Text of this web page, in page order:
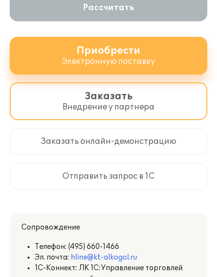
Рассчитать
Приобрести
Электронную поставку
Заказать
Внедрение у партнера
Заказать онлайн-демонстрацию
Отправить запрос в 1С
Сопровождение
Телефон: (495) 660-1466
Эл. почта: hline@kt-alkogol.ru
1С-Коннект: ЛК 1С:Управление торговлей